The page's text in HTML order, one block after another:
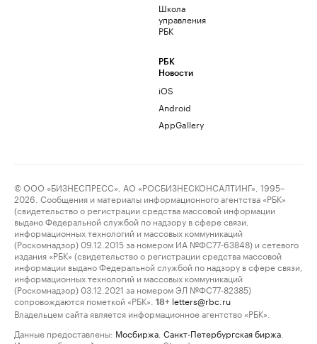
Школа
управления
РБК
РБК
Новости
iOS
Android
AppGallery
© ООО «БИЗНЕСПРЕСС», АО «РОСБИЗНЕСКОНСАЛТИНГ», 1995–
2026. Сообщения и материалы информационного агентства «РБК»
(свидетельство о регистрации средства массовой информации
выдано Федеральной службой по надзору в сфере связи,
информационных технологий и массовых коммуникаций
(Роскомнадзор) 09.12.2015 за номером ИА №ФС77-63848) и сетевого
издания «РБК» (свидетельство о регистрации средства массовой
информации выдано Федеральной службой по надзору в сфере связи,
информационных технологий и массовых коммуникаций
(Роскомнадзор) 03.12.2021 за номером ЭЛ №ФС77-82385)
сопровождаются пометкой «РБК».
18+ letters@rbc.ru
Владельцем сайта является информационное агентство «РБК».
Данные предоставлены: Мосбиржа Санкт-Петербургская биржа